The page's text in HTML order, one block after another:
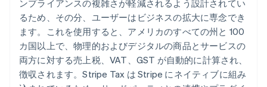
ンプライアンスの複雑さが軽減されるよう設計されてい
るため、その分、ユーザーはビジネスの拡大に専念でき
ます。これを使用すると、アメリカのすべての州と 100
カ国以上で、物理的およびデジタルの商品とサービスの
両方に対する売上税、VAT、GST が自動的に計算され、
徴収されます。Stripe Tax は Stripe にネイティブに組み